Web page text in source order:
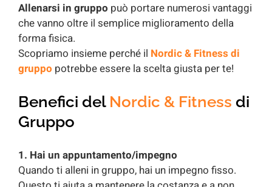
Allenarsi in gruppo può portare numerosi vantaggi
che vanno oltre il semplice miglioramento della
forma fisica.
Scopriamo insieme perché il Nordic & Fitness di
gruppo potrebbe essere la scelta giusta per te!
Benefici del Nordic & Fitness di
Gruppo
1. Hai un appuntamento/impegno
Quando ti alleni in gruppo, hai un impegno fisso.